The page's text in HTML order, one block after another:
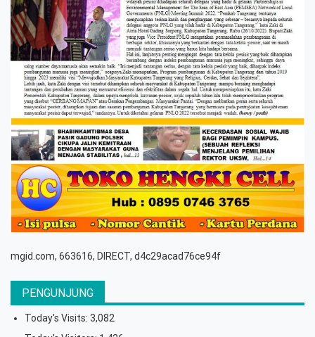
mgid.com, 663616, DIRECT, d4c29acad76ce94f
PENGUNJUNG
Today's Visits: 3,082